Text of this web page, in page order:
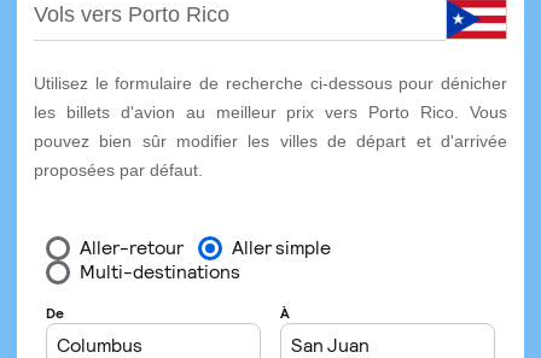
Vols vers Porto Rico
Utilisez le formulaire de recherche ci-dessous pour dénicher
les billets d'avion au meilleur prix vers Porto Rico. Vous
pouvez bien sûr modifier les villes de départ et d'arrivée
proposées par défaut.